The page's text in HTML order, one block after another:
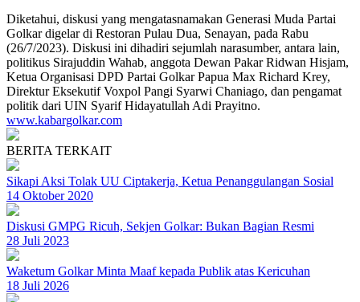
Diketahui, diskusi yang mengatasnamakan Generasi Muda Partai
Golkar digelar di Restoran Pulau Dua, Senayan, pada Rabu
(26/7/2023). Diskusi ini dihadiri sejumlah narasumber, antara lain,
politikus Sirajuddin Wahab, anggota Dewan Pakar Ridwan Hisjam,
Ketua Organisasi DPD Partai Golkar Papua Max Richard Krey,
Direktur Eksekutif Voxpol Pangi Syarwi Chaniago, dan pengamat
politik dari UIN Syarif Hidayatullah Adi Prayitno.
www.kabargolkar.com
BERITA TERKAIT
Sikapi Aksi Tolak UU Ciptakerja, Ketua Penanggulangan Sosial
14 Oktober 2020
Diskusi GMPG Ricuh, Sekjen Golkar: Bukan Bagian Resmi
28 Juli 2023
Waketum Golkar Minta Maaf kepada Publik atas Kericuhan
18 Juli 2026